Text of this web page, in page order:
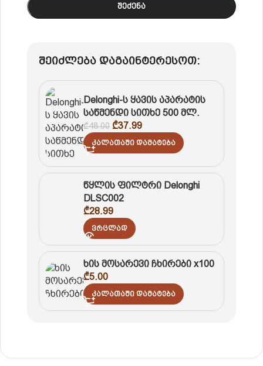
Შეძენა
შეიძლება დაგაინტერესოთ:
Delonghi-ს ყავის აპარატის
საწმენდი სითხე 500 მლ.
₾48.00 ₾37.99
Კალათაში Დამატება
წყლის ფილტრი Delonghi
DLSC002
₾28.99
Ვრცლად
ხის მოსარევი ჩხირები x100
₾5.00
Კალათაში Დამატება